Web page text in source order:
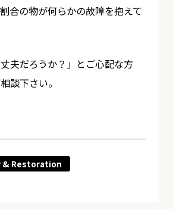
合の物が何らかの故障を抱えて
丈夫だろうか？」とご心配な方
談下さい。
& Restoration